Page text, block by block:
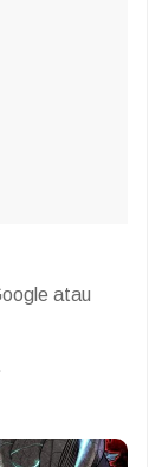
atau